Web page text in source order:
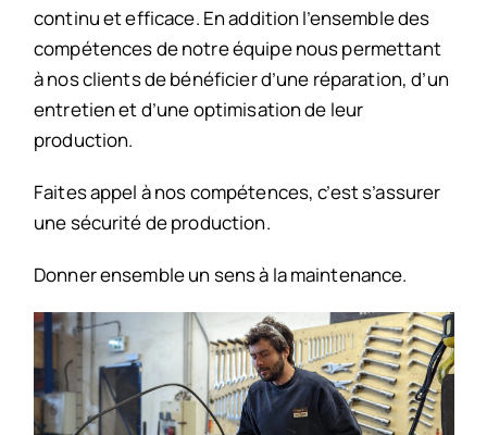
continu et efficace. En addition l’ensemble des
compétences de notre équipe nous permettant
à nos clients de bénéficier d’une réparation, d’un
entretien et d’une optimisation de leur
production.
Faites appel à nos compétences, c’est s’assurer
une sécurité de production.
Donner ensemble un sens à la maintenance.